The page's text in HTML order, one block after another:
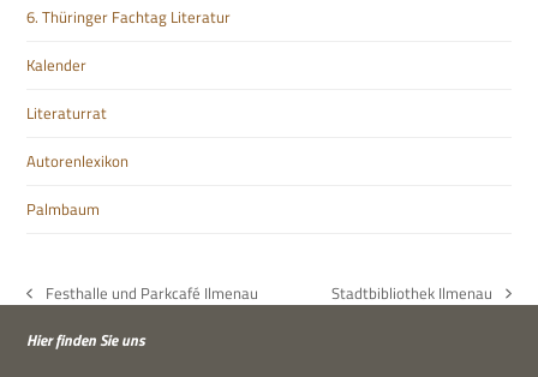
6. Thüringer Fachtag Literatur
Kalender
Literaturrat
Autorenlexikon
Palmbaum
vorheriger
Festhalle und Parkcafé Ilmenau
Nächster
Stadtbibliothek Ilmenau
Hier fin­den Sie uns